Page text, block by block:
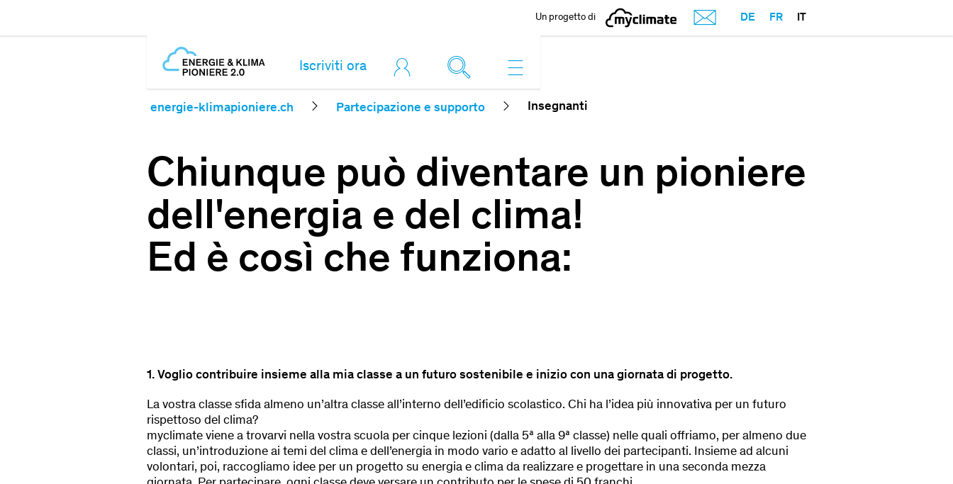
Un progetto di DE FR IT
Iscriviti ora
energie-klimapioniere.ch Partecipazione e supporto Insegnanti
Chiunque può diventare un pioniere
dell'energia e del clima!
Ed è così che funziona:
1. Voglio contribuire insieme alla mia classe a un futuro sostenibile e inizio con una giornata di progetto.
La vostra classe sfida almeno un’altra classe all’interno dell’edificio scolastico. Chi ha l’idea più innovativa per un futuro
rispettoso del clima?
myclimate viene a trovarvi nella vostra scuola per cinque lezioni (dalla 5ª alla 9ª classe) nelle quali offriamo, per almeno due
classi, un’introduzione ai temi del clima e dell’energia in modo vario e adatto al livello dei partecipanti. Insieme ad alcuni
volontari, poi, raccogliamo idee per un progetto su energia e clima da realizzare e progettare in una seconda mezza